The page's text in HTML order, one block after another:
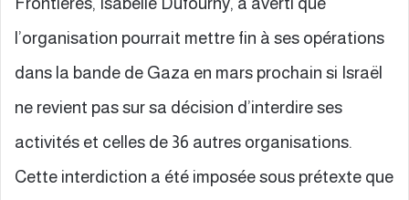
l’organisation pourrait mettre fin à ses opérations
dans la bande de Gaza en mars prochain si Israël
ne revient pas sur sa décision d’interdire ses
activités et celles de 36 autres organisations.
Cette interdiction a été imposée sous prétexte que